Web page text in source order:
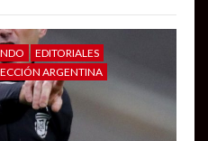
EDITORIALES
ARGENTINA